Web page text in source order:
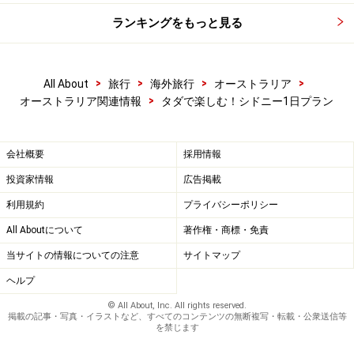
ランキングをもっと見る
All About > 旅行 > 海外旅行 > オーストラリア
>
オーストラリア関連情報
> タダで楽しむ！シドニー1日プラン
会社概要 採用情報
投資家情報 広告掲載
利用規約 プライバシーポリシー
All Aboutについて 著作権・商標・免責
当サイトの情報についての注意 サイトマップ
ヘルプ
© All About, Inc. All rights reserved.
掲載の記事・写真・イラストなど、すべてのコンテンツの無断複写・転載・公衆送信等
を禁じます